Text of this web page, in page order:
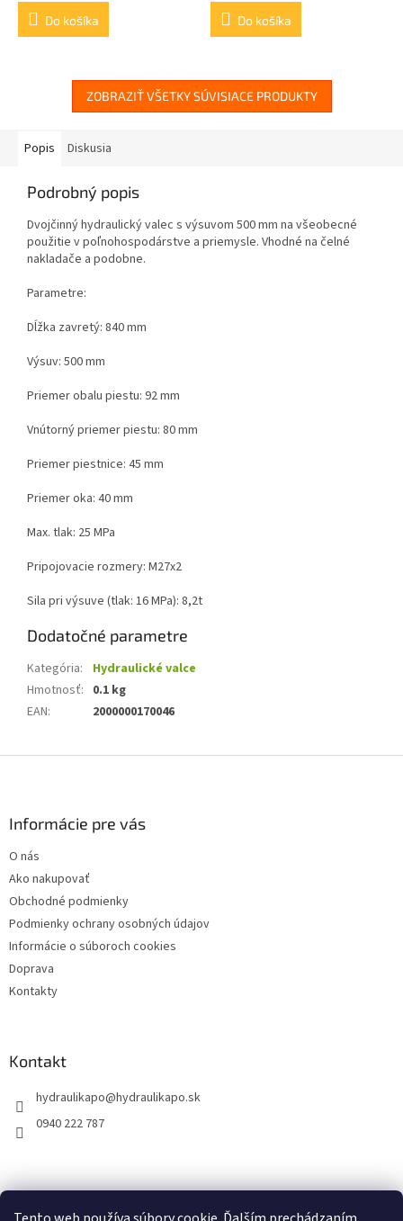
Do košíka Do košíka
ZOBRAZIŤ VŠETKY SÚVISIACE PRODUKTY
Popis Diskusia
Podrobný popis
Dvojčinný hydraulický valec s výsuvom 500 mm na všeobecné
použitie v poľnohospodárstve a priemysle. Vhodné na čelné
nakladače a podobne.
Parametre:
Dĺžka zavretý: 840 mm
Výsuv: 500 mm
Priemer obalu piestu: 92 mm
Vnútorný priemer piestu: 80 mm
Priemer piestnice: 45 mm
Priemer oka: 40 mm
Max. tlak: 25 MPa
Pripojovacie rozmery: M27x2
Sila pri výsuve (tlak: 16 MPa): 8,2t
Dodatočné parametre
Kategória:
Hydraulické valce
Hmotnosť: 0.1 kg
EAN: 2000000170046
Informácie pre vás
O nás
Ako nakupovať
Obchodné podmienky
Podmienky ochrany osobných údajov
Informácie o súboroch cookies
Doprava
Kontakty
Kontakt
hydraulikapo@hydraulikapo.sk
0940 222 787